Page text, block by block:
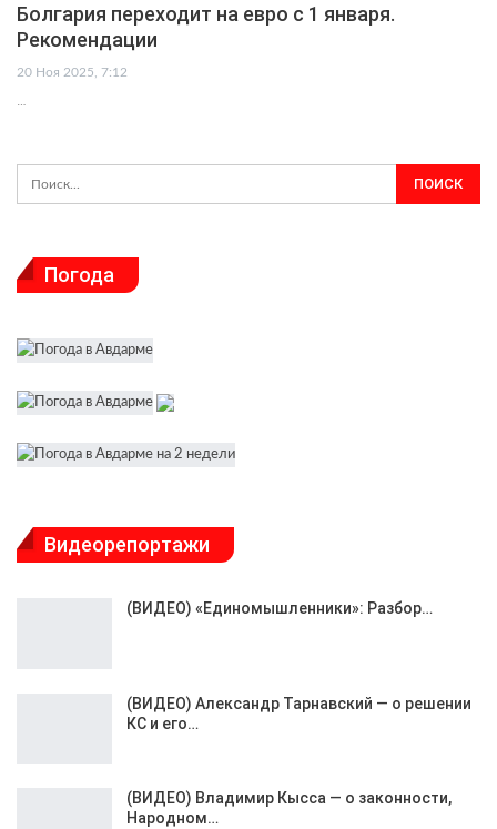
Болгария переходит на евро с 1 января.
Рекомендации
20 Ноя 2025, 7:12
Погода
Видеорепортажи
(ВИДЕО) «Единомышленники»: Разбор…
(ВИДЕО) Александр Тарнавский — о решении
КС и его…
(ВИДЕО) Владимир Кысса — о законности,
Народном…